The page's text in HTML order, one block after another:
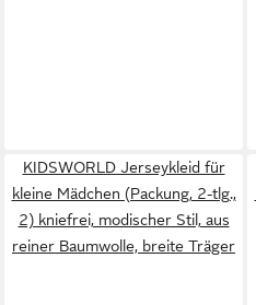
KIDSWORLD Jerseykleid für
kleine Mädchen (Packung, 2-tlg.,
2) kniefrei, modischer Stil, aus
reiner Baumwolle, breite Träger